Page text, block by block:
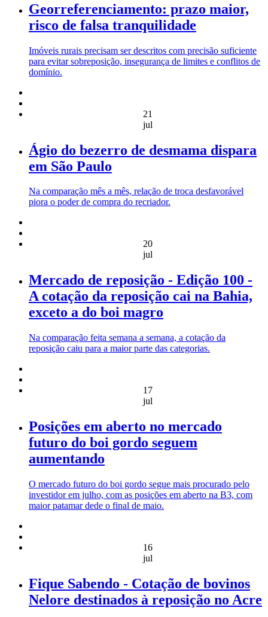
Georreferenciamento: prazo maior,
risco de falsa tranquilidade
Imóveis rurais precisam ser descritos com precisão suficiente
para evitar sobreposição, insegurança de limites e conflitos de
domínio.
21
jul
Ágio do bezerro de desmama dispara
em São Paulo
Na comparação mês a mês, relação de troca desfavorável
piora o poder de compra do recriador.
20
jul
Mercado de reposição - Edição 100 -
A cotação da reposição cai na Bahia,
exceto a do boi magro
Na comparação feita semana a semana, a cotação da
reposição caiu para a maior parte das categorias.
17
jul
Posições em aberto no mercado
futuro do boi gordo seguem
aumentando
O mercado futuro do boi gordo segue mais procurado pelo
investidor em julho, com as posições em aberto na B3, com
maior patamar dede o final de maio.
16
jul
Fique Sabendo - Cotação de bovinos
Nelore destinados à reposição no Acre